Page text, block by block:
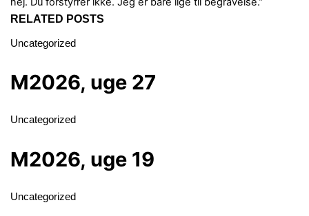
RELATED POSTS
Uncategorized
M2026, uge 27
Uncategorized
M2026, uge 19
Uncategorized